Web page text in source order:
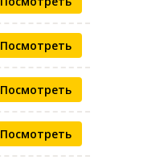
Посмотреть
Посмотреть
Посмотреть